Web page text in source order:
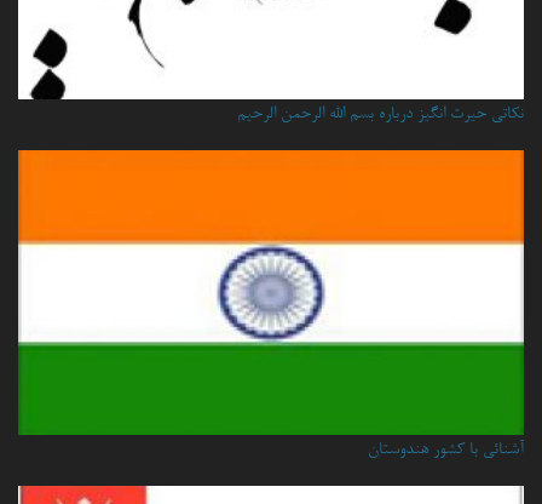
نكاتي حيرت انگيز درباره بسم الله الرحمن الرحيم
آشنائی با کشور هندوستان